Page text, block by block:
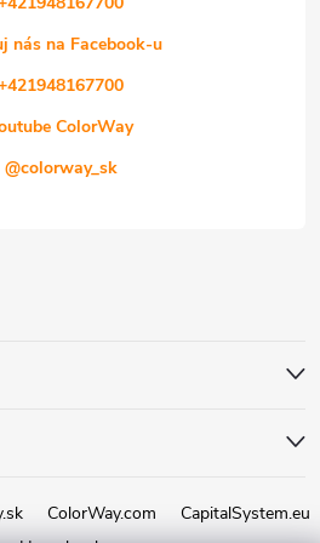
nás na Facebook-u
ColorWay
@colorway_sk
ColorWay.com
CapitalSystem.eu